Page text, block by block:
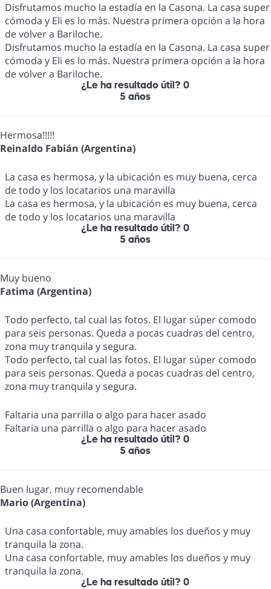
Disfrutamos mucho la estadía en la Casona. La casa super
cómoda y Eli es lo más. Nuestra primera opción a la hora
de volver a Bariloche.
Disfrutamos mucho la estadía en la Casona. La casa super
cómoda y Eli es lo más. Nuestra primera opción a la hora
de volver a Bariloche.
¿Le ha resultado útil? 0
5 años
Hermosa!!!!!
Reinaldo Fabián (Argentina)
La casa es hermosa, y la ubicación es muy buena, cerca
de todo y los locatarios una maravilla
La casa es hermosa, y la ubicación es muy buena, cerca
de todo y los locatarios una maravilla
¿Le ha resultado útil? 0
5 años
Muy bueno
Fatima (Argentina)
Todo perfecto, tal cual las fotos. El lugar súper comodo
para seis personas. Queda a pocas cuadras del centro,
zona muy tranquila y segura.
Todo perfecto, tal cual las fotos. El lugar súper comodo
para seis personas. Queda a pocas cuadras del centro,
zona muy tranquila y segura.
Faltaria una parrilla o algo para hacer asado
Faltaria una parrilla o algo para hacer asado
¿Le ha resultado útil? 0
5 años
Buen lugar, muy recomendable
Mario (Argentina)
Una casa confortable, muy amables los dueños y muy
tranquila la zona.
Una casa confortable, muy amables los dueños y muy
tranquila la zona.
¿Le ha resultado útil? 0